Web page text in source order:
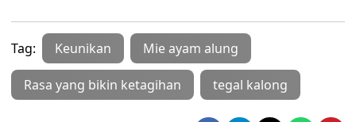
Tag: Keunikan Mie ayam alung
Rasa yang bikin ketagihan tegal kalong